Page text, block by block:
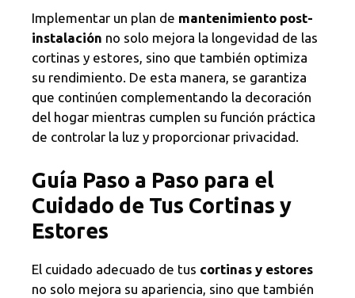
Implementar un plan de mantenimiento post-
instalación no solo mejora la longevidad de las
cortinas y estores, sino que también optimiza
su rendimiento. De esta manera, se garantiza
que continúen complementando la decoración
del hogar mientras cumplen su función práctica
de controlar la luz y proporcionar privacidad.
Guía Paso a Paso para el
Cuidado de Tus Cortinas y
Estores
El cuidado adecuado de tus cortinas y estores
no solo mejora su apariencia, sino que también